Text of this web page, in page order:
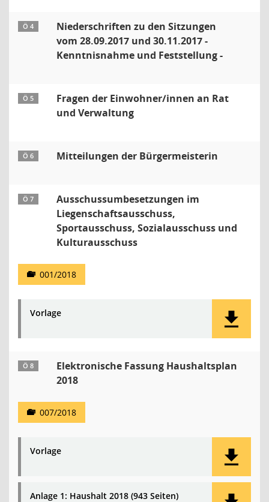
Ö 4
Niederschriften zu den Sitzungen
vom 28.09.2017 und 30.11.2017 -
Kenntnisnahme und Feststellung -
Ö 5
Fragen der Einwohner/innen an Rat
und Verwaltung
Ö 6 Mitteilungen der Bürgermeisterin
Ö 7
Ausschussumbesetzungen im
Liegenschaftsausschuss,
Sportausschuss, Sozialausschuss und
Kulturausschuss
001/2018
Vorlage
Ö 8
Elektronische Fassung Haushaltsplan
2018
007/2018
Vorlage
Anlage 1: Haushalt 2018 (943 Seiten)